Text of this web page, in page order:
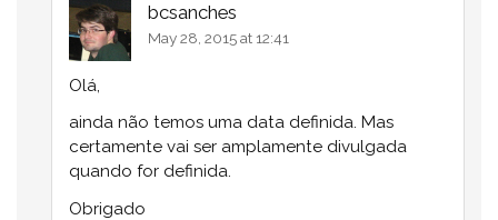
bcsanches
May 28, 2015 at 12:41
Olá,
ainda não temos uma data definida. Mas
certamente vai ser amplamente divulgada
quando for definida.
Obrigado